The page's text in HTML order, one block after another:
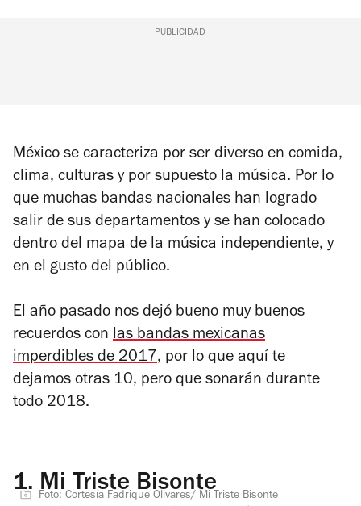
PUBLICIDAD
México se caracteriza por ser diverso en comida,
clima, culturas y por supuesto la música. Por lo
que muchas bandas nacionales han logrado
salir de sus departamentos y se han colocado
dentro del mapa de la música independiente, y
en el gusto del público.
El año pasado nos dejó bueno muy buenos
recuerdos con las bandas mexicanas
imperdibles de 2017, por lo que aquí te
dejamos otras 10, pero que sonarán durante
todo 2018.
1. Mi Triste Bisonte
Foto: Cortesía Fadrique Olivares/ Mi Triste Bisonte